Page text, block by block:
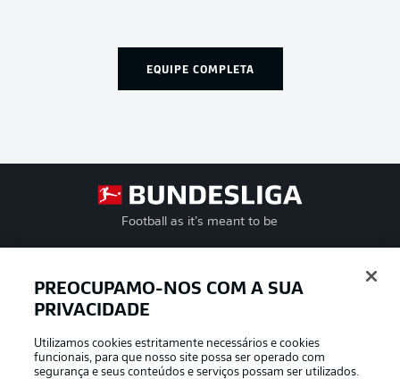
EQUIPE COMPLETA
Football as it’s meant to be
APLICATIVO DA BUNDESLIGA
PREOCUPAMO-NOS COM A SUA
PRIVACIDADE
Utilizamos cookies estritamente necessários e cookies
funcionais, para que nosso site possa ser operado com
segurança e seus conteúdos e serviços possam ser utilizados.